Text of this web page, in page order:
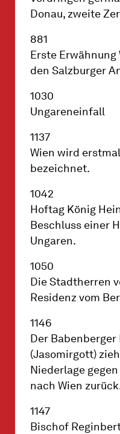
Donau, zweite
881
Erste Erwähnung
den Salzburger
1030
Ungareneinfall
1137
Wien wird
bezeichnet.
1042
Hoftag König
Beschluss einer
Ungaren.
1050
Die Stadtherren
Residenz vom
1146
Der
(Jasomirgott)
Niederlage
nach Wien
1147
Bischof